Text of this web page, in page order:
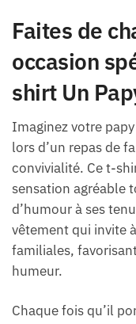
Faites de
occasion
shirt Un
Imaginez votre
lors d’un repas de
convivialité. Ce t-
sensation agréable
d’humour à ses
vêtement qui invite
familiales,
humeur.
Chaque fois qu’il